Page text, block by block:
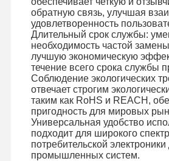
Схемы PET
Светопроводящая пленка
Сборка металлического купола
PMMA линзы
обратную связь, улучшая
удовлетворенность
Длительный срок службы:
необходимость частой
лучшую экономическую
течение всего срока службы
Соблюдение экологических
отвечает строгим
таким как RoHS и REACH,
пригодность для мировых
Универсальная удобство
подходит для широкого
потребительской
промышленных систем.